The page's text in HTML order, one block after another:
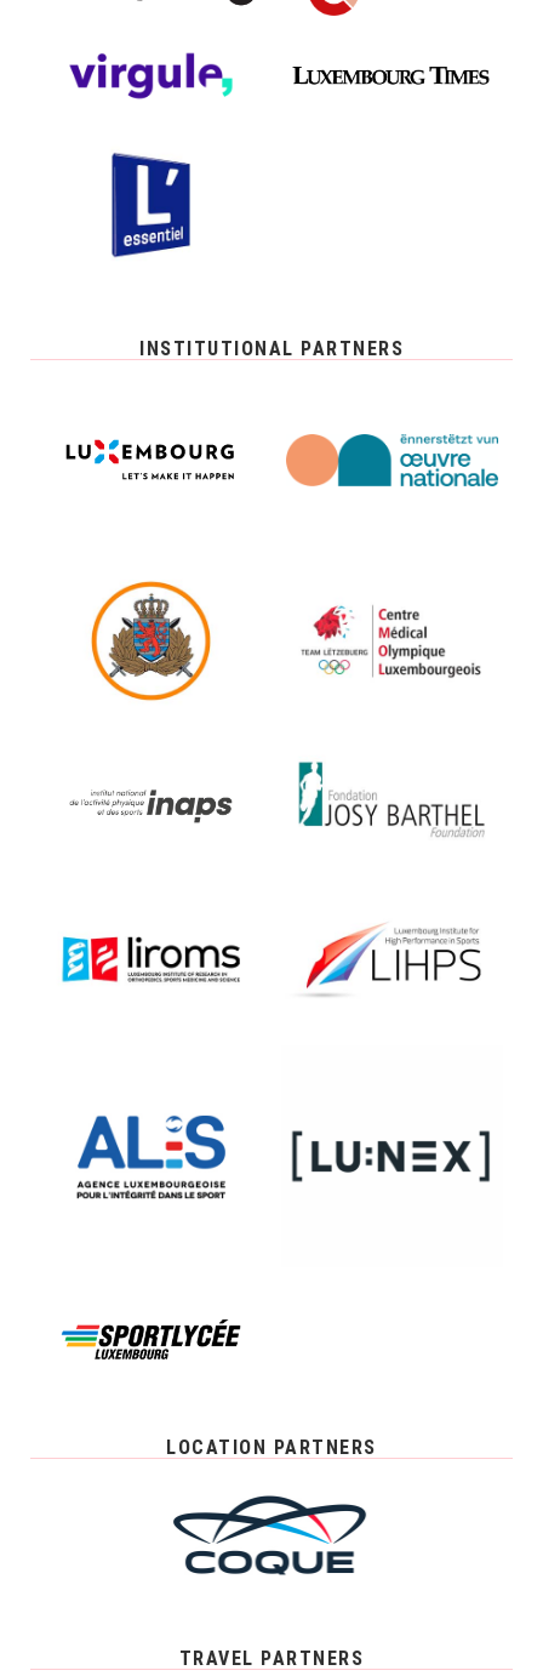
INSTITUTIONAL PARTNERS
LOCATION PARTNERS
TRAVEL PARTNERS